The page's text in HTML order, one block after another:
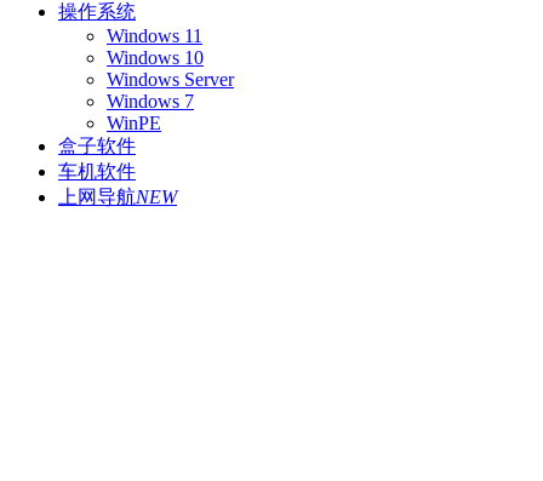
操作系统
Windows 11
Windows 10
Windows Server
Windows 7
WinPE
盒子软件
车机软件
上网导航NEW